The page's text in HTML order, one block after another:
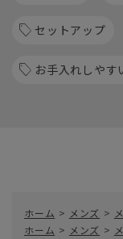
セットアップ
お手入れしやす
ホーム > メンズ >
ホーム > メンズ >